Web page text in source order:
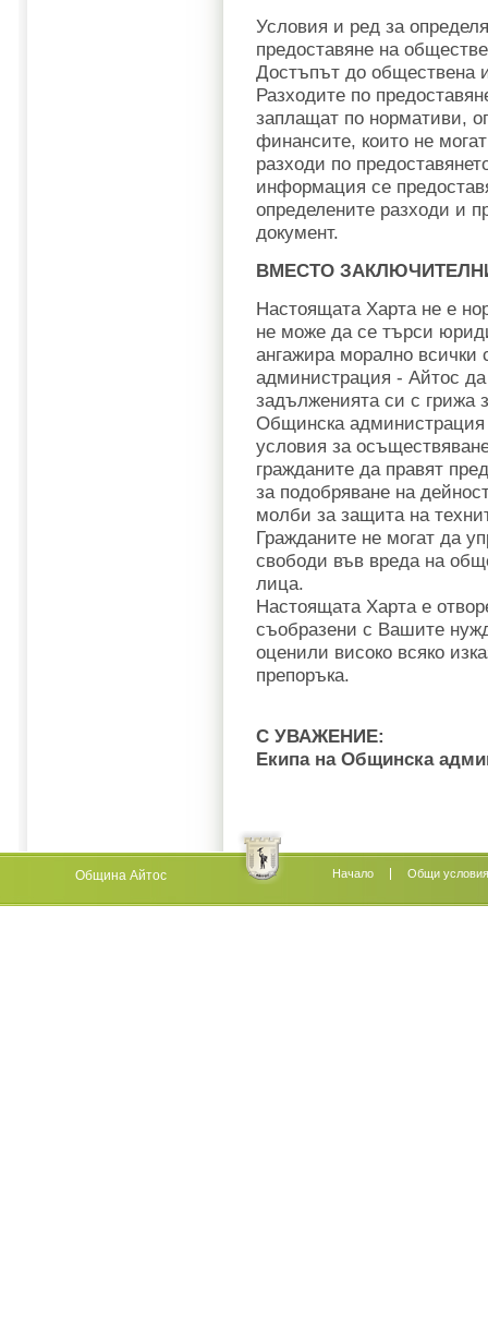
Условия и ред за
предоставяне на
Достъпът до обществена
Разходите по
заплащат по нормативи,
финансите, които не
разходи по
информация се
определените разходи и
документ.
ВМЕСТО
Настоящата Харта не е
не може да се търси
ангажира морално
администрация - Айтос
задълженията си с грижа
Общинска
условия за
гражданите да правят
за подобряване на
молби за защита на
Гражданите не могат да
свободи във вреда на
лица.
Настоящата Харта е
съобразени с Вашите
оценили високо всяко
препоръка.
С УВАЖЕНИЕ:
Екипа на Общинска
Община Айтос Начало Oбщи условия